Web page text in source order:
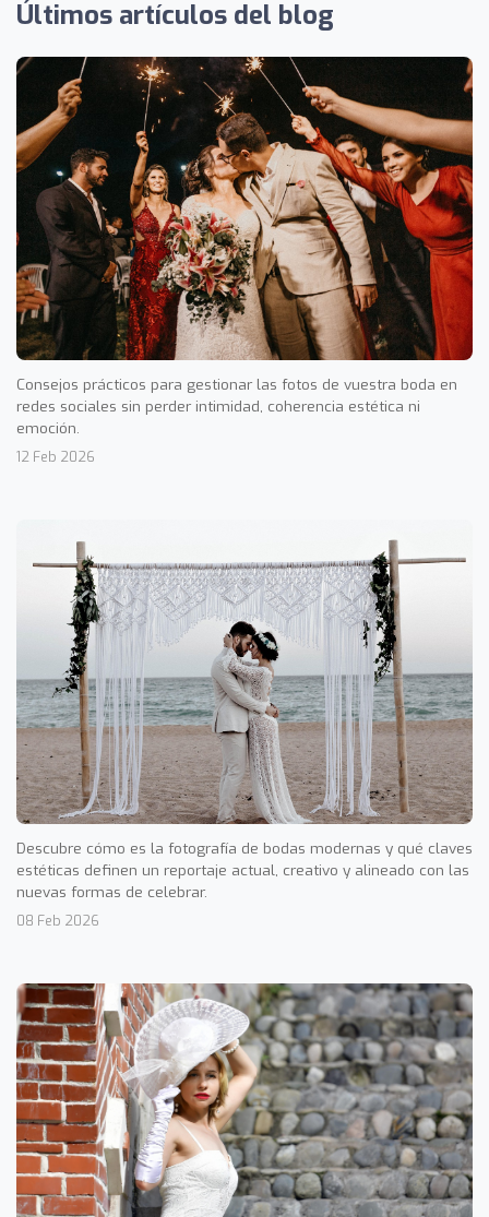
Últimos artículos del blog
Consejos prácticos para gestionar las fotos de vuestra boda en
redes sociales sin perder intimidad, coherencia estética ni
emoción.
12 Feb 2026
Descubre cómo es la fotografía de bodas modernas y qué claves
estéticas definen un reportaje actual, creativo y alineado con las
nuevas formas de celebrar.
08 Feb 2026